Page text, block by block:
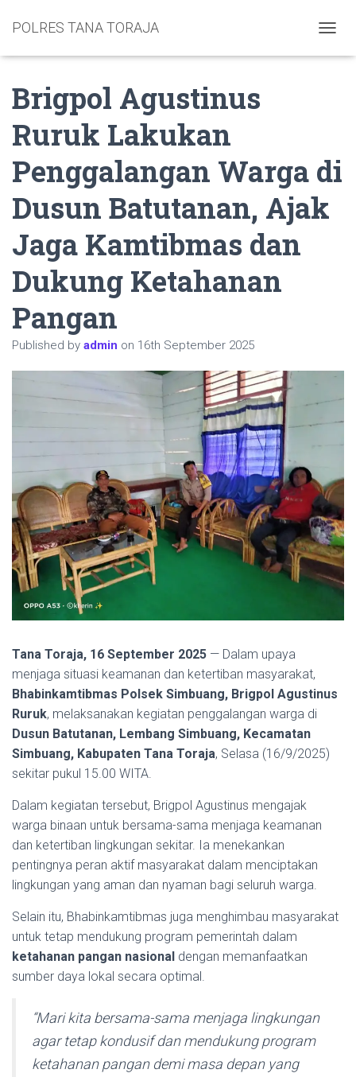
POLRES TANA TORAJA
Brigpol Agustinus
Ruruk Lakukan
Penggalangan Warga di
Dusun Batutanan, Ajak
Jaga Kamtibmas dan
Dukung Ketahanan
Pangan
Published by admin on 16th September 2025
Tana Toraja, 16 September 2025 — Dalam upaya
menjaga situasi keamanan dan ketertiban masyarakat,
Bhabinkamtibmas Polsek Simbuang, Brigpol Agustinus
Ruruk, melaksanakan kegiatan penggalangan warga di
Dusun Batutanan, Lembang Simbuang, Kecamatan
Simbuang, Kabupaten Tana Toraja, Selasa (16/9/2025)
sekitar pukul 15.00 WITA.
Dalam kegiatan tersebut, Brigpol Agustinus mengajak
warga binaan untuk bersama-sama menjaga keamanan
dan ketertiban lingkungan sekitar. Ia menekankan
pentingnya peran aktif masyarakat dalam menciptakan
lingkungan yang aman dan nyaman bagi seluruh warga.
Selain itu, Bhabinkamtibmas juga menghimbau masyarakat
untuk tetap mendukung program pemerintah dalam
ketahanan pangan nasional dengan memanfaatkan
sumber daya lokal secara optimal.
“Mari kita bersama-sama menjaga lingkungan
agar tetap kondusif dan mendukung program
ketahanan pangan demi masa depan yang